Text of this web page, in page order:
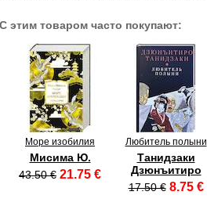
С этим товаром часто покупают:
Море изобилия
Мисима Ю.
43.50 € 21.75 €
Любитель полыни
Танидзаки
Дзюнъитиро
17.50 € 8.75 €